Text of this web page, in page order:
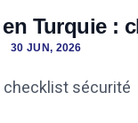
Turquie :
30 JUN, 2026